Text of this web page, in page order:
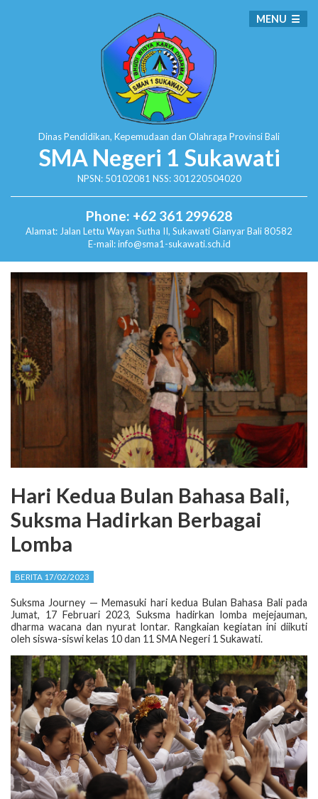
Dinas Pendidikan, Kepemudaan dan Olahraga Provinsi Bali
SMA Negeri 1 Sukawati
NPSN: 50102081 NSS: 301220504020
Phone: +62 361 299628
Alamat: Jalan Lettu Wayan Sutha II, SukawatiGianyar Bali 80582
E-mail: info@sma1-sukawati.sch.id
MENU
Hari Kedua Bulan Bahasa Bali,
Suksma Hadirkan Berbagai
Lomba
BERITA 17/02/2023
Suksma Journey — Memasuki hari kedua Bulan Bahasa Bali pada
Jumat, 17 Februari 2023, Suksma hadirkan lomba mejejauman,
dharma wacana dan nyurat lontar. Rangkaian kegiatan ini diikuti
oleh siswa-siswi kelas 10 dan 11 SMA Negeri 1 Sukawati.